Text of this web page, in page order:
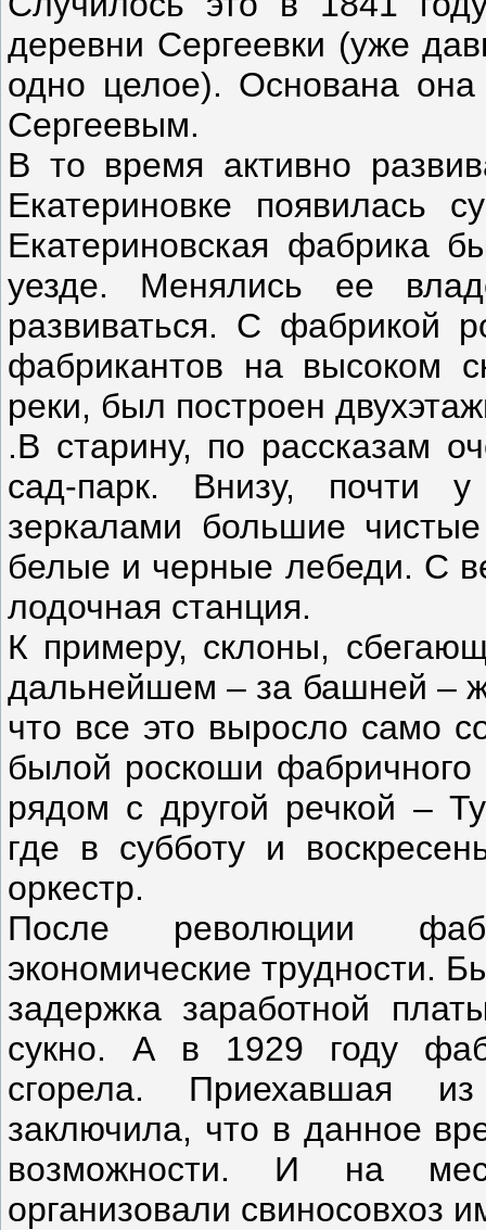
деревни Сергеевки (уже
одно целое). Основана
Сергеевым.
В то время активно
Екатериновке появилась
Екатериновская фабрика
уезде. Менялись ее
развиваться. С фабрикой
фабрикантов на высоком
реки, был построен
.В старину, по рассказам
сад-парк. Внизу, почти
зеркалами большие
белые и черные лебеди. С
лодочная станция.
К примеру, склоны,
дальнейшем – за башней –
что все это выросло само
былой роскоши фабричного
рядом с другой речкой –
где в субботу и
оркестр.
После революции
экономические трудности.
задержка заработной
сукно. А в 1929 году
сгорела. Приехавшая
заключила, что в данное
возможности. И на
организовали свиносовхоз